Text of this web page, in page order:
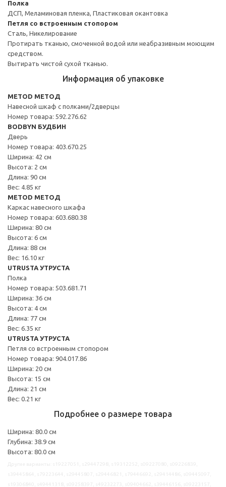
Полка
ДСП, Меламиновая пленка, Пластиковая окантовка
Петля со встроенным стопором
Сталь, Никелирование
Протирать тканью, смоченной водой или неабразивным моющим
средством.
Вытирать чистой сухой тканью.
Информация об упаковке
METOD МЕТОД
Навесной шкаф с полками/2дверцы
Номер товара: 592.276.62
BODBYN БУДБИН
Дверь
Номер товара: 403.670.25
Ширина: 42 см
Высота: 2 см
Длина: 90 см
Вес: 4.85 кг
METOD МЕТОД
Каркас навесного шкафа
Номер товара: 603.680.38
Ширина: 80 см
Высота: 6 см
Длина: 88 см
Вес: 16.10 кг
UTRUSTA УТРУСТА
Полка
Номер товара: 503.681.71
Ширина: 36 см
Высота: 4 см
Длина: 77 см
Вес: 6.35 кг
UTRUSTA УТРУСТА
Петля со встроенным стопором
Номер товара: 904.017.86
Ширина: 20 см
Высота: 15 см
Длина: 21 см
Вес: 0.21 кг
Подробнее о размере товара
Ширина: 80.0 см
Глубина: 38.9 см
Высота: 80.0 см